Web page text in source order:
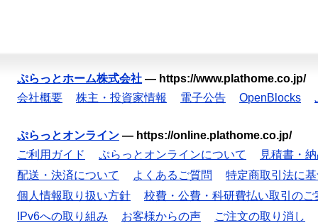
ぷらっとホーム株式会社 — https://www.plathome.co.jp/
会社概要
株主・投資家情報 電子公告 OpenBlocks
ぷらっとオンライン — https://online.plathome.co.jp/
ご利用ガイド
ぷらっとオンラインについて
見積書・
配送・決済について
よくあるご質問
特定商取引法に
個人情報取り扱い方針
校費・公費・科研費払い取引のご
IPv6への取り組み
お客様からの声 ご注文の取り消し